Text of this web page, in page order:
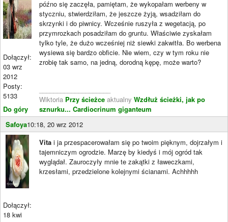
Dołączył:
03 wrz
2012
Posty:
5133
Do góry
późno się zaczęła, pamiętam, że wykopałam werbeny w
styczniu, stwierdziłam, że jeszcze żyją, wsadziłam do
skrzynki i do piwnicy. Wcześnie ruszyła z wegetacją, po
przymrozkach posadziłam do gruntu. Właściwie zyskałam
tylko tyle, że dużo wcześniej niż siewki zakwitła. Bo werbena
wysiewa się bardzo obficie. Nie wiem, czy w tym roku nie
zrobię tak samo, na jedną, dorodną kępę, może warto?
Wiktoria Przy ścieżce aktualny Wzdłuż ścieżki, jak po
sznurku... Cardiocrinum giganteum
Safoya10:18, 20 wrz 2012
Dołączył:
18 kwi
Vita i ja przespacerowałam się po twoim pięknym, dojrzałym i
tajemniczym ogrodzie. Marzę by kiedyś i mój ogród tak
wyglądał. Zauroczyły mnie te zakątki z ławeczkami,
krzesłami, przedzielone kolejnymi ścianami. Achhhhh